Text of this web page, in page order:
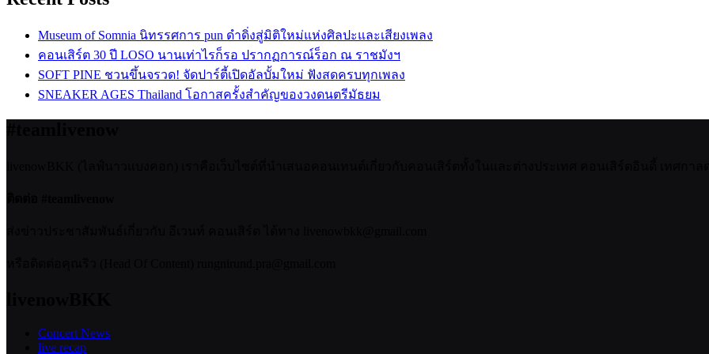
Museum of Somnia นิทรรศการ pun ดำดิ่งสู่มิติใหม่แห่งศิลปะและเสียงเพลง
คอนเสิร์ต 30 ปี LOSO นานเท่าไรก็รอ ปรากฏการณ์ร็อก ณ ราชมังฯ
SOFT PINE ชวนขึ้นจรวด! จัดปาร์ตี้เปิดอัลบั้มใหม่ ฟังสดครบทุกเพลง
SNEAKER AGES Thailand โอกาสครั้งสำคัญของวงดนตรีมัธยม
Concert News
live recap